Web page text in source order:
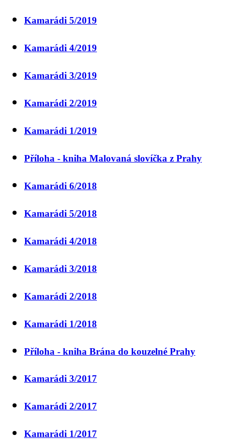
Kamarádi 5/2019
Kamarádi 4/2019
Kamarádi 3/2019
Kamarádi 2/2019
Kamarádi 1/2019
Příloha - kniha Malovaná slovíčka z Prahy
Kamarádi 6/2018
Kamarádi 5/2018
Kamarádi 4/2018
Kamarádi 3/2018
Kamarádi 2/2018
Kamarádi 1/2018
Příloha - kniha Brána do kouzelné Prahy
Kamarádi 3/2017
Kamarádi 2/2017
Kamarádi 1/2017